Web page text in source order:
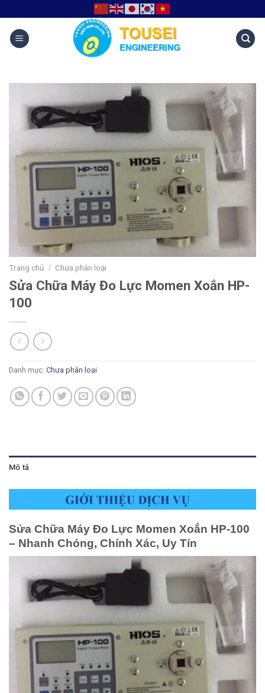
Trang chủ / Chưa phân loại
Sửa Chữa Máy Đo Lực Momen Xoắn HP-
100
Danh mục: Chưa phân loại
Mô tả
Sửa Chữa Máy Đo Lực Momen Xoắn HP-100
– Nhanh Chóng, Chính Xác, Uy Tín